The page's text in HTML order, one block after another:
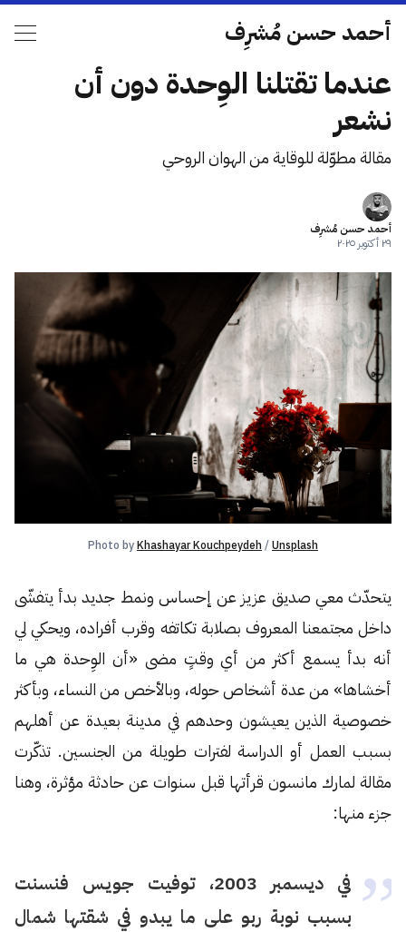
أحمد حسن مُشرِف
عندما تقتلنا الوِحدة دون أن
نشعر
مقالة مطوّلة للوقاية من الهوان الروحي
أحمد حسن مُشرِف
٢٩ أكتوبر ٢٠٢٥
Photo by Khashayar Kouchpeydeh / Unsplash
يتحدّث معي صديق عزيز عن إحساس ونمط جديد بدأ يتفشّى
داخل مجتمعنا المعروف بصلابة تكاتفه وقرب أفراده، ويحكي لي
أنه بدأ يسمع أكثر من أي وقتٍ مضى «أن الوِحدة هي ما
أخشاها» من عدة أشخاص حوله، وبالأخص من النساء، وبأكثر
خصوصية الذين يعيشون وحدهم في مدينة بعيدة عن أهلهم
بسبب العمل أو الدراسة لفترات طويلة من الجنسين. تذكّرت
مقالة لمارك مانسون قرأتها قبل سنوات عن حادثة مؤثرة، وهنا
جزء منها:
في ديسمبر 2003، توفيت جويس فنسنت
بسبب نوبة ربو على ما يبدو في شقتها شمال